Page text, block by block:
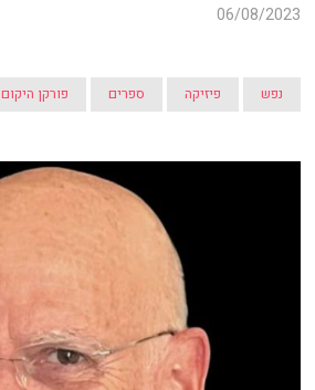
06/08/2023
נפש פיזיקה ספרים פורקן היקום